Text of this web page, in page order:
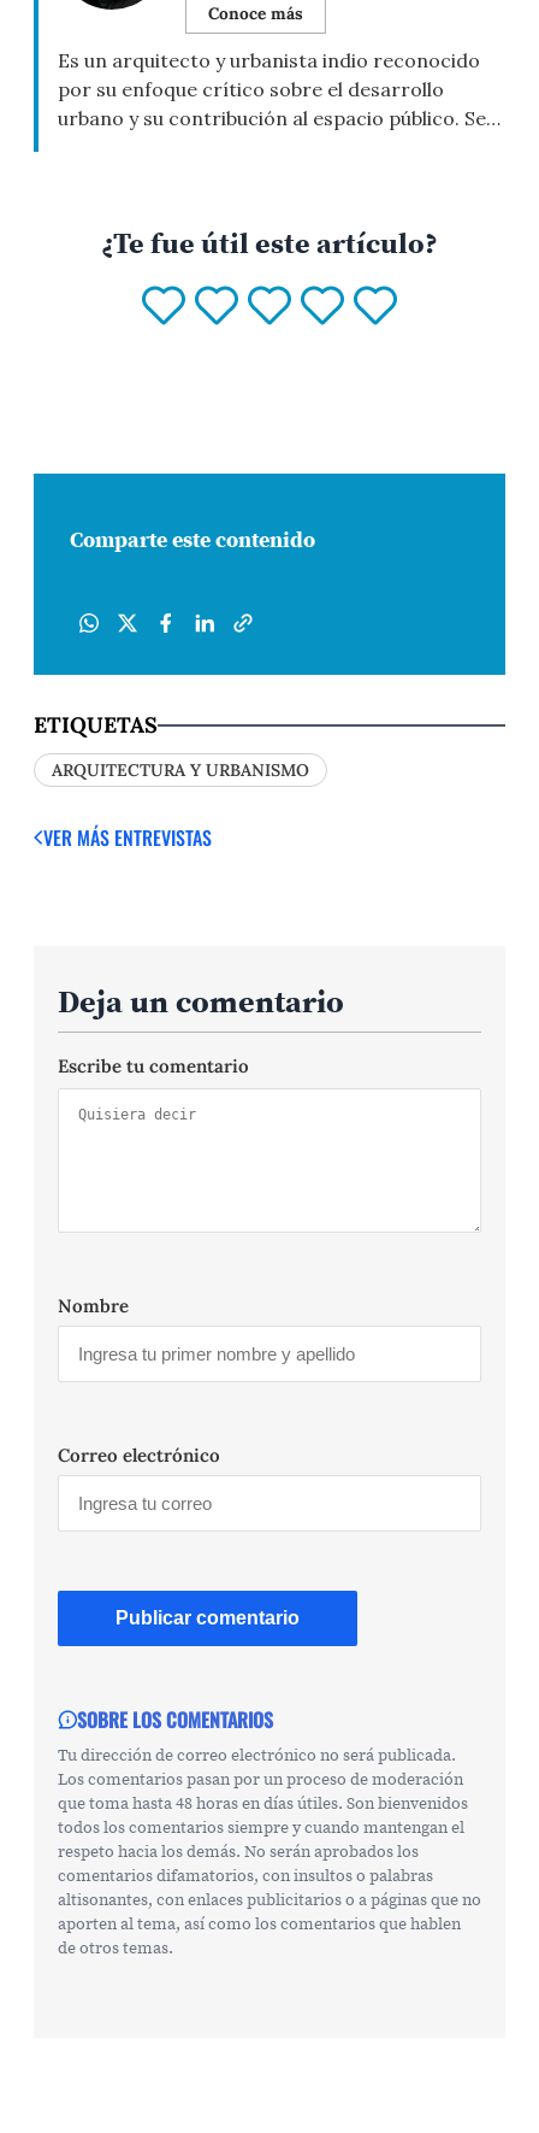
Conoce más
Es un arquitecto y urbanista indio reconocido
por su enfoque crítico sobre el desarrollo
urbano y su contribución al espacio público. Se
Ahmedabad. Es profesor asociado en el Centre
for Urban Science and Engineering, Indian […]
¿Te fue útil este artículo?
Comparte este contenido
ETIQUETAS
ARQUITECTURA Y URBANISMO
VER MÁS ENTREVISTAS
Deja un comentario
Escribe tu comentario
Nombre
Correo electrónico
SOBRE LOS COMENTARIOS
Tu dirección de correo electrónico no será publicada.
Los comentarios pasan por un proceso de moderación
que toma hasta 48 horas en días útiles. Son bienvenidos
todos los comentarios siempre y cuando mantengan el
respeto hacia los demás. No serán aprobados los
comentarios difamatorios, con insultos o palabras
altisonantes, con enlaces publicitarios o a páginas que no
aporten al tema, así como los comentarios que hablen
de otros temas.